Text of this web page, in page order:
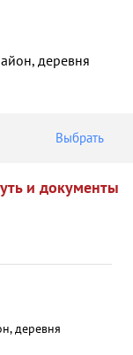
деревня
Выбрать
и документы
деревня